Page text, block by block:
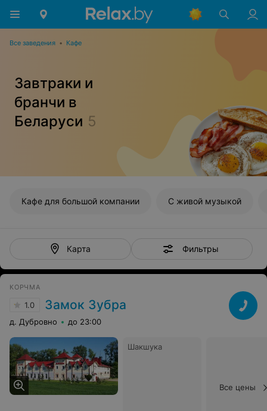
Все заведения • Кафе
Завтраки и
бранчи в
Беларуси 5
Кафе для большой компании С живой музыкой
Карта Фильтры
КОРЧМА
1.0 Замок Зубра
д. Дубровно до 23:00
Шакшука
Все цены